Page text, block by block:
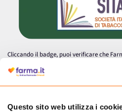
Questo sito web utilizza i
Cliccando il badge, puoi verificare che
autorizzata dal Ministero della Salute a
medicinali.